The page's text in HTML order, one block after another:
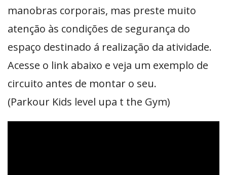
manobras corporais, mas preste muito
atenção às condições de segurança do
espaço destinado á realização da atividade.
Acesse o link abaixo e veja um exemplo de
circuito antes de montar o seu.
(Parkour Kids level upa t the Gym)